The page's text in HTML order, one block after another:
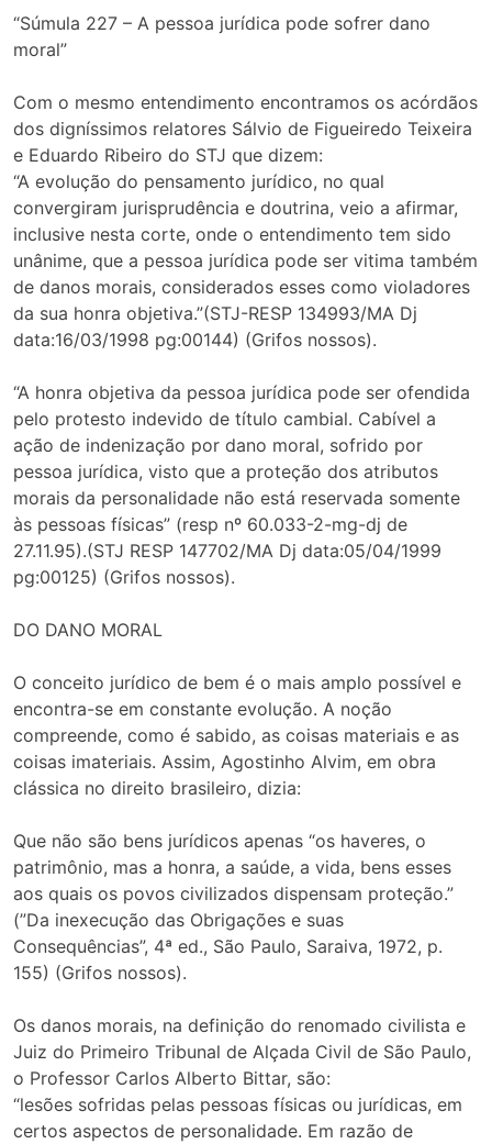
“Súmula 227 – A pessoa jurídica pode sofrer dano
moral”
Com o mesmo entendimento encontramos os acórdãos
dos digníssimos relatores Sálvio de Figueiredo Teixeira
e Eduardo Ribeiro do STJ que dizem:
“A evolução do pensamento jurídico, no qual
convergiram jurisprudência e doutrina, veio a afirmar,
inclusive nesta corte, onde o entendimento tem sido
unânime, que a pessoa jurídica pode ser vitima também
de danos morais, considerados esses como violadores
da sua honra objetiva.”(STJ-RESP 134993/MA Dj
data:16/03/1998 pg:00144) (Grifos nossos).
“A honra objetiva da pessoa jurídica pode ser ofendida
pelo protesto indevido de título cambial. Cabível a
ação de indenização por dano moral, sofrido por
pessoa jurídica, visto que a proteção dos atributos
morais da personalidade não está reservada somente
às pessoas físicas” (resp nº 60.033-2-mg-dj de
27.11.95).(STJ RESP 147702/MA Dj data:05/04/1999
pg:00125) (Grifos nossos).
DO DANO MORAL
O conceito jurídico de bem é o mais amplo possível e
encontra-se em constante evolução. A noção
compreende, como é sabido, as coisas materiais e as
coisas imateriais. Assim, Agostinho Alvim, em obra
clássica no direito brasileiro, dizia:
Que não são bens jurídicos apenas “os haveres, o
patrimônio, mas a honra, a saúde, a vida, bens esses
aos quais os povos civilizados dispensam proteção.”
(”Da inexecução das Obrigações e suas
Consequências”, 4ª ed., São Paulo, Saraiva, 1972, p.
155) (Grifos nossos).
Os danos morais, na definição do renomado civilista e
Juiz do Primeiro Tribunal de Alçada Civil de São Paulo,
o Professor Carlos Alberto Bittar, são:
“lesões sofridas pelas pessoas físicas ou jurídicas, em
certos aspectos de personalidade. Em razão de